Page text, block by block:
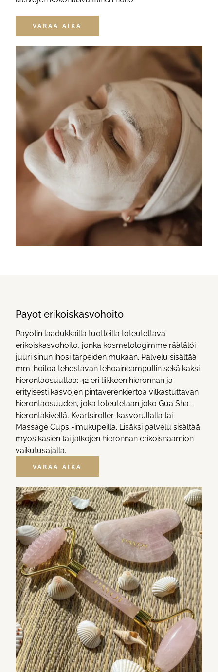
VARAA AIKA
Payot erikoiskasvohoito
Payotin laadukkailla tuotteilla toteutettava
erikoiskasvohoito, jonka kosmetologimme räätälöi
juuri sinun ihosi tarpeiden mukaan. Palvelu sisältää
mm. hoitoa tehostavan tehoaineampullin sekä kaksi
hierontaosuuttaa: 42 eri liikkeen hieronnan ja
erityisesti kasvojen pintaverenkiertoa vilkastuttavan
hierontaosuuden, joka toteutetaan joko Gua Sha -
hierontakivellä, Kvartsiroller-kasvorullalla tai
Massage Cups -imukupeilla. Lisäksi palvelu sisältää
myös käsien tai jalkojen hieronnan erikoisnaamion
vaikutusajalla.
VARAA AIKA